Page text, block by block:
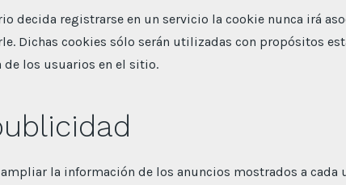
decida registrarse en un servicio la cookie nunca irá
Dichas cookies sólo serán utilizadas con propósitos
los usuarios en el sitio.
la información de los anuncios mostrados a cada